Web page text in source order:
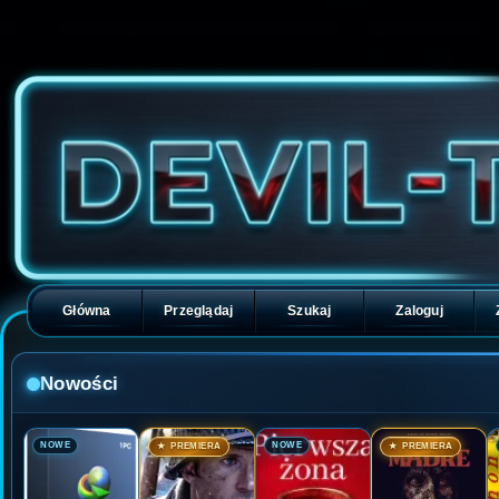
Główna Przeglądaj Szukaj Zaloguj
Nowości
🎬NOWE 🎬★ PREMIERA 🎬NOWE 🎬★ PREMIERA